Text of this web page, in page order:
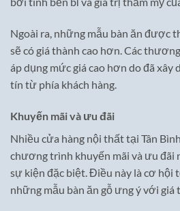
Ngoài ra, những mẫu bàn ăn được
sẽ có giá thành cao hơn. Các
áp dụng mức giá cao hơn do đã
tín từ phía khách hàng.
Khuyến mãi và ưu đãi
Nhiều cửa hàng nội thất tại Tân
chương trình khuyến mãi và ưu đãi
sự kiện đặc biệt. Điều này là cơ hội
những mẫu bàn ăn gỗ ưng ý với giá